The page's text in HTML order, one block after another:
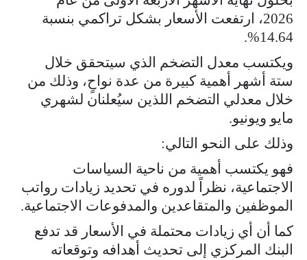
2026، ارتفعت الأسعار بشكل تراكمي بنسبة
14.64%.
ويكتسب معدل التضخم الذي سيتحقق خلال
ستة أشهر أهمية كبيرة من عدة نواحٍ، وذلك من
خلال معدلي التضخم اللذين سيُعلنان لشهري
مايو ويونيو.
وذلك على النحو التالي:
فهو يكتسب أهمية من ناحية السياسات
الاجتماعية، نظراً لدوره في تحديد زيادات رواتب
الموظفين والمتقاعدين والمدفوعات الاجتماعية.
كما أن أي زيادات محتملة في الأسعار قد تدفع
البنك المركزي إلى تحديث أهدافه وتوقعاته